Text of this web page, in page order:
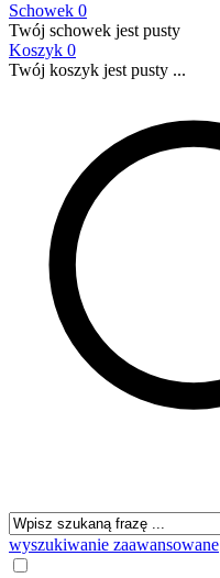
Schowek 0
Twój schowek jest pusty
Koszyk 0
Twój koszyk jest pusty ...
wyszukiwanie zaawansowane